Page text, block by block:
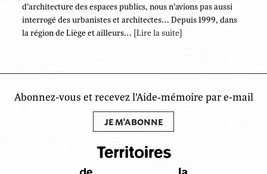
d’architecture des espaces publics, nous n’avions pas aussi
interrogé des urbanistes et architectes… Depuis 1999, dans
la région de Liège et ailleurs… [Lire la suite]
Abonnez-vous et recevez l'Aide‑mémoire par e-mail
JE M'ABONNE